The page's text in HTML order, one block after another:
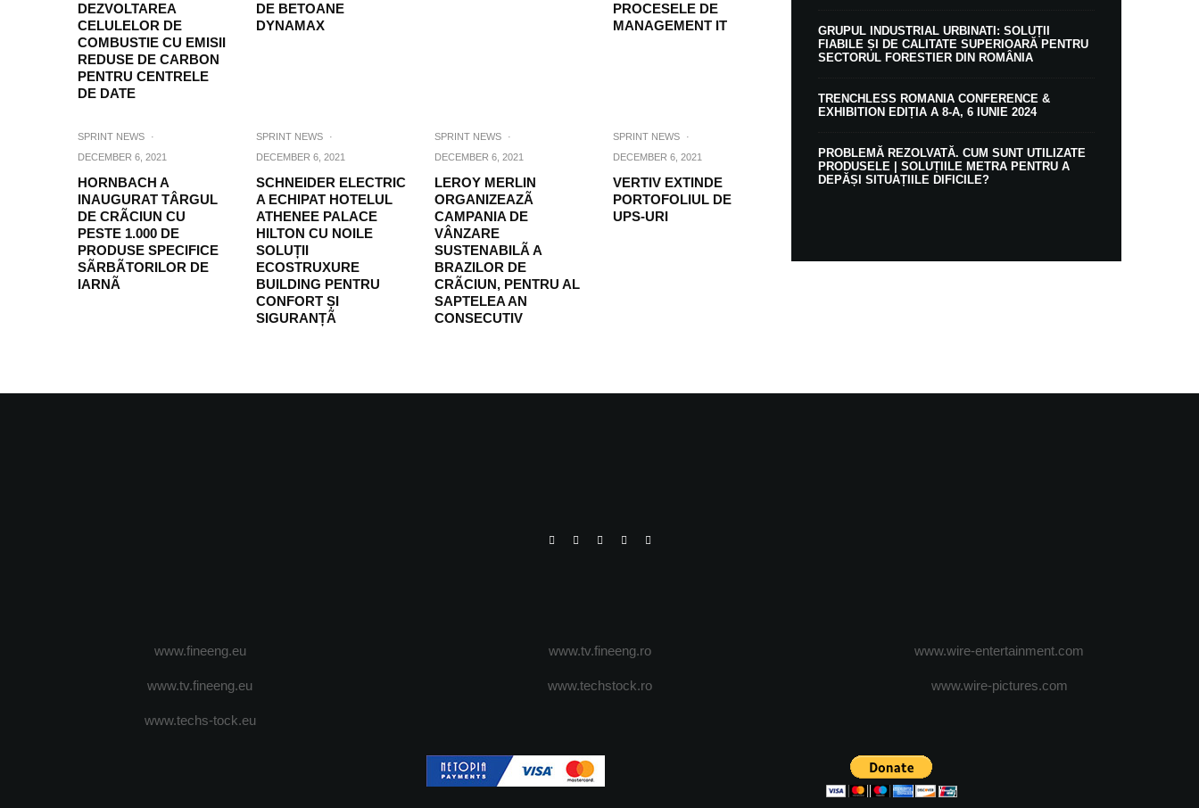
DEZVOLTAREA
CELULELOR DE
COMBUSTIE CU EMISII
REDUSE DE CARBON
PENTRU CENTRELE
DE DATE
DE BETOANE
DYNAMAX
PROCESELE DE
MANAGEMENT IT
SPRINT NEWS
·
DECEMBER 6, 2021
HORNBACH A
INAUGURAT TÂRGUL
DE CRÃCIUN CU
PESTE 1.000 DE
PRODUSE SPECIFICE
SÃRBÃTORILOR DE
IARNÃ
SPRINT NEWS
·
DECEMBER 6, 2021
SCHNEIDER ELECTRIC
A ECHIPAT HOTELUL
ATHENEE PALACE
HILTON CU NOILE
SOLUȚII
ECOSTRUXURE
BUILDING PENTRU
CONFORT ȘI
SIGURANȚÃ
SPRINT NEWS
·
DECEMBER 6, 2021
LEROY MERLIN
ORGANIZEAZÃ
CAMPANIA DE
VÂNZARE
SUSTENABILÃ A
BRAZILOR DE
CRÃCIUN, PENTRU AL
SAPTELEA AN
CONSECUTIV
SPRINT NEWS
·
DECEMBER 6, 2021
VERTIV EXTINDE
PORTOFOLIUL DE
UPS-URI
GRUPUL INDUSTRIAL URBINATI: SOLUȚII
FIABILE ȘI DE CALITATE SUPERIOARĂ PENTRU
SECTORUL FORESTIER DIN ROMÂNIA
TRENCHLESS ROMANIA CONFERENCE &
EXHIBITION EDIȚIA A 8-A, 6 IUNIE 2024
PROBLEMĂ REZOLVATĂ. CUM SUNT UTILIZATE
PRODUSELE | SOLUȚIILE METRA PENTRU A
DEPĂȘI SITUAȚIILE DIFICILE?
www.fineeng.eu
www.tv.fineeng.eu
www.techs-tock.eu
www.tv.fineeng.ro
www.techstock.ro
www.wire-entertainment.com
www.wire-pictures.com